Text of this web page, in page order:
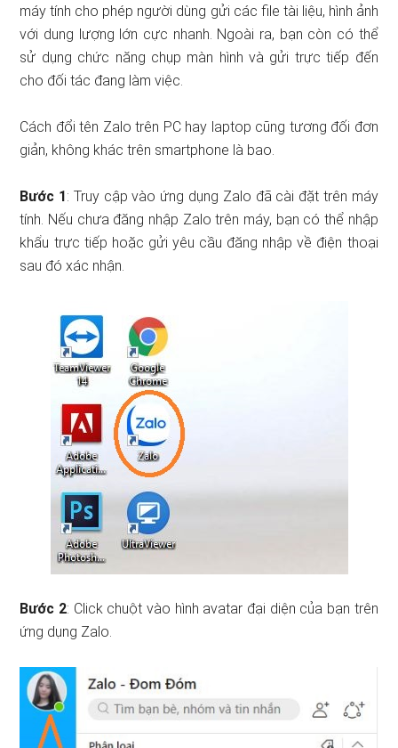
máy tính cho phép người dùng gửi các file tài liệu, hình ảnh
với dung lượng lớn cực nhanh. Ngoài ra, bạn còn có thể
sử dụng chức năng chụp màn hình và gửi trực tiếp đến
cho đối tác đang làm việc.
Cách đổi tên Zalo trên PC hay laptop cũng tương đối đơn
giản, không khác trên smartphone là bao.
Bước 1: Truy cập vào ứng dụng Zalo đã cài đặt trên máy
tính. Nếu chưa đăng nhập Zalo trên máy, bạn có thể nhập
khẩu trực tiếp hoặc gửi yêu cầu đăng nhập về điện thoại
sau đó xác nhận.
Bước 2: Click chuột vào hình avatar đại diện của bạn trên
ứng dụng Zalo.